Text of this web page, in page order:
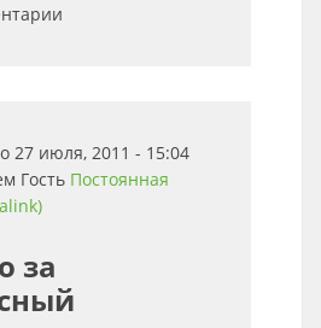
27 июля, 2011 - 15:04
Гость Постоянная
за